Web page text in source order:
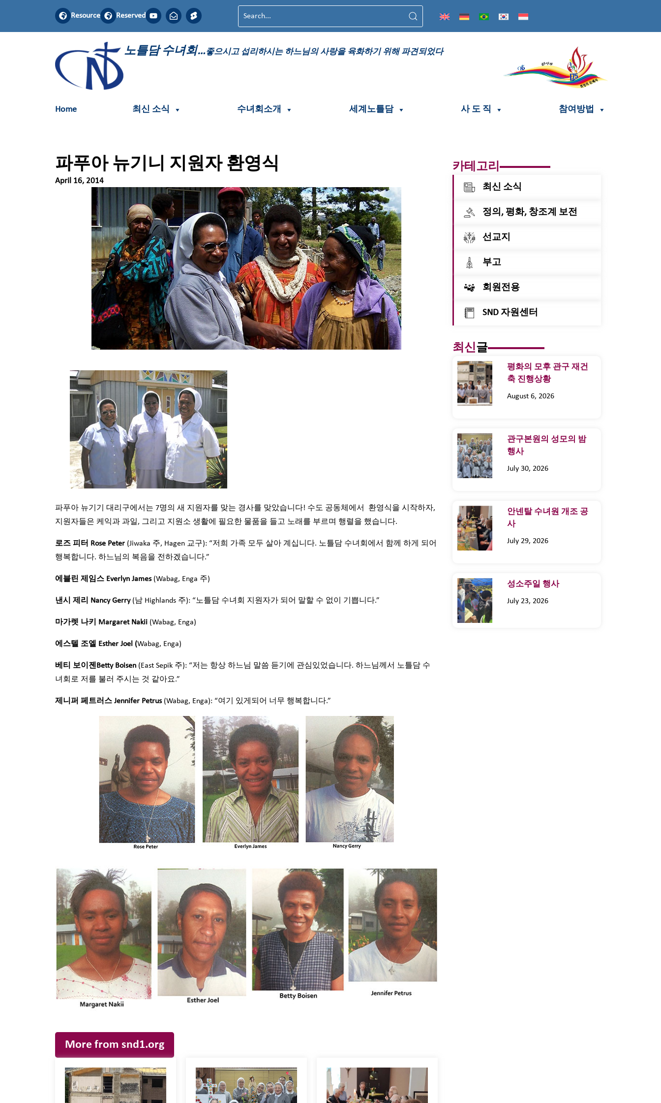
Resource Reserved
노틀담 수녀회…좋으시고 섭리하시는 하느님의 사랑을 육화하기 위해 파견되었다
Home 최신 소식 수녀회소개 세계노틀담 사 도 직 참여방법
파푸아 뉴기니 지원자 환영식
April 16, 2014
파푸아 뉴기기 대리구에서는 7명의 새 지원자를 맞는 경사를 맞았습니다! 수도 공동체에서 환영식을 시작하자,
지원자들은 케익과 과일, 그리고 지원소 생활에 필요한 물품을 들고 노래를 부르며 행렬을 했습니다.
로즈 피터 Rose Peter (Jiwaka 주, Hagen 교구): “저희 가족 모두 살아 계십니다. 노틀담 수녀회에서 함께 하게 되어
행복합니다. 하느님의 복음을 전하겠습니다.”
에블린 제임스 Everlyn James(Wabag, Enga 주)
낸시 제리 Nancy Gerry(남 Highlands 주): “노틀담 수녀회 지원자가 되어 말할 수 없이 기쁩니다.”
마가렛 나키 Margaret Nakii (Wabag, Enga)
에스텔 조엘 Esther Joel (Wabag, Enga)
베티 보이젠Betty Boisen (East Sepik 주): “저는 항상 하느님 말씀 듣기에 관심있었습니다. 하느님께서 노틀담 수
녀회로 저를 불러 주시는 것 같아요.”
제니퍼 페트러스 Jennifer Petrus(Wabag, Enga): “여기 있게되어 너무 행복합니다.”
More from snd1.org
카테고리
최신 소식
정의, 평화, 창조계 보전
선교지
부고
회원전용
SND 자원센터
최신글
평화의 모후 관구 재건
축 진행상황
August 6, 2026
관구본원의 성모의 밤
행사
July 30, 2026
안넨탈 수녀원 개조 공
사
July 29, 2026
성소주일 행사
July 23, 2026